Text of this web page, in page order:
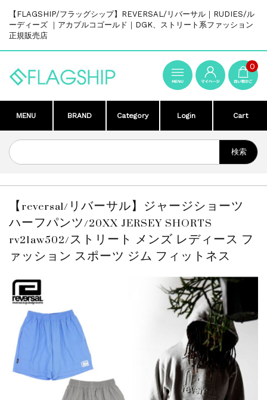
【FLAGSHIP/フラッグシップ】REVERSAL/リバーサル｜RUDIES/ル
ーディーズ ｜アカプルコゴールド｜DGK、ストリート系ファッション
正規販売店
0
MENU BRAND Category Login Cart
【reversal/リバーサル】ジャージショーツ
ハーフパンツ/20XX JERSEY SHORTS
rv21aw502/ストリート メンズ レディース フ
ァッション スポーツ ジム フィットネス